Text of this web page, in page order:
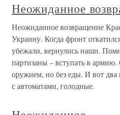
Неожиданное
Неожиданное возвращение
Украину. Когда фронт
убежали, вернулись наши.
партизаны – вступать в
оружием, но без еды. И вот
с автоматами, голодные.